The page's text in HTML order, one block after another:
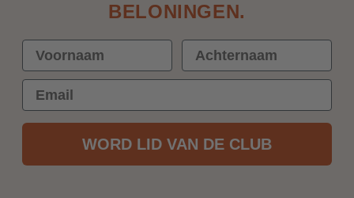
BELONINGEN.
WORD LID VAN DE CLUB